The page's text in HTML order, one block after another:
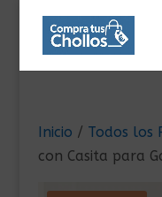
Inicio / Todos los
con Casita para